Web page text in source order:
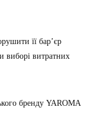
її бар’єр
виборі витратних
бренду YAROMA